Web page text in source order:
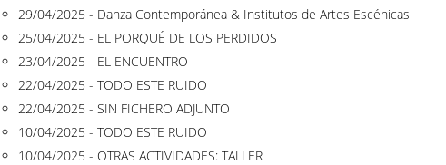
29/04/2025 - Danza Contemporánea & Institutos de Artes Escénicas
25/04/2025 - EL PORQUÉ DE LOS PERDIDOS
23/04/2025 - EL ENCUENTRO
22/04/2025 - TODO ESTE RUIDO
22/04/2025 - SIN FICHERO ADJUNTO
10/04/2025 - TODO ESTE RUIDO
10/04/2025 - OTRAS ACTIVIDADES: TALLER